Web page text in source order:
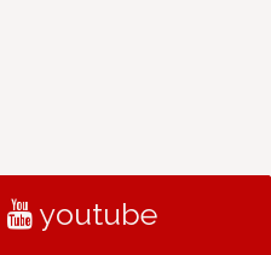
youtube